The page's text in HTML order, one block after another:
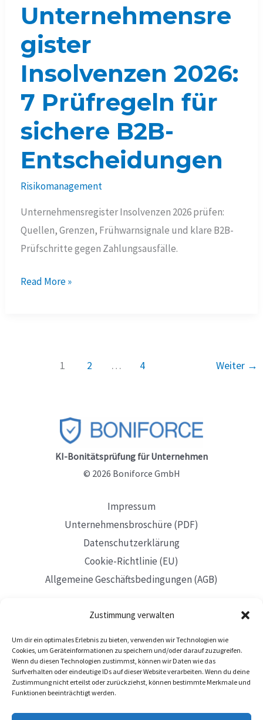
Zustimmung verwalten
Um dir ein optimales Erlebnis zu bieten, verwenden wir Technologien wie
Cookies, um Geräteinformationen zu speichern und/oder darauf zuzugreifen.
Wenn du diesen Technologien zustimmst, können wir Daten wie das
Surfverhalten oder eindeutige IDs auf dieser Website verarbeiten. Wenn du deine
Zustimmung nicht erteilst oder zurückziehst, können bestimmte Merkmale und
Funktionen beeinträchtigt werden.
Unternehmensre
gister
Insolvenzen 2026:
7 Prüfregeln für
sichere B2B-
Entscheidungen
Risikomanagement
Unternehmensregister Insolvenzen 2026 prüfen:
Quellen, Grenzen, Frühwarnsignale und klare B2B-
Prüfschritte gegen Zahlungsausfälle.
Unternehmensregister
Entscheidungen
Read More »
1 2 … 4 Weiter →
KI-Bonitätsprüfung für Unternehmen
© 2026 Boniforce GmbH
Impressum
Unternehmensbroschüre (PDF)
Datenschutzerklärung
Cookie-Richtlinie (EU)
Allgemeine Geschäftsbedingungen (AGB)
Mit Sitz in Düsseldorf